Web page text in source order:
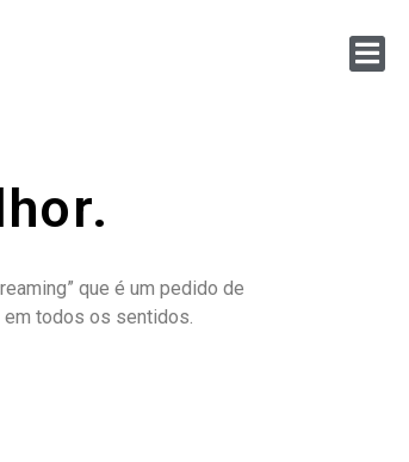
que é um pedido de
todos os sentidos.